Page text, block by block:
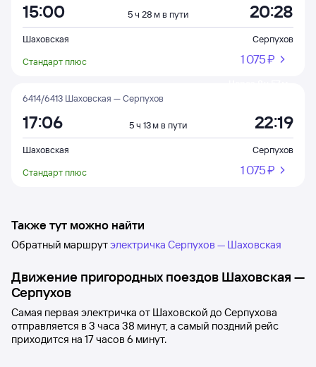
15:00 5 ч 28 м в пути 20:28
Шаховская
Серпухов
Стандарт плюс
1 ⁠075 ⁠₽
6414/6413 Шаховская — Серпухов
17:06 5 ч 13 м в пути 22:19
Шаховская
Серпухов
Стандарт плюс
1 ⁠075 ⁠₽
Также тут можно найти
Обратный маршрутэлектричка Серпухов — Шаховская
Движение пригородных поездов Шаховская —
Серпухов
Самая первая электричка от Шаховской до Серпухова
отправляется в 3 часа 38 минут, а самый поздний рейс
приходится на 17часов 6 минут.